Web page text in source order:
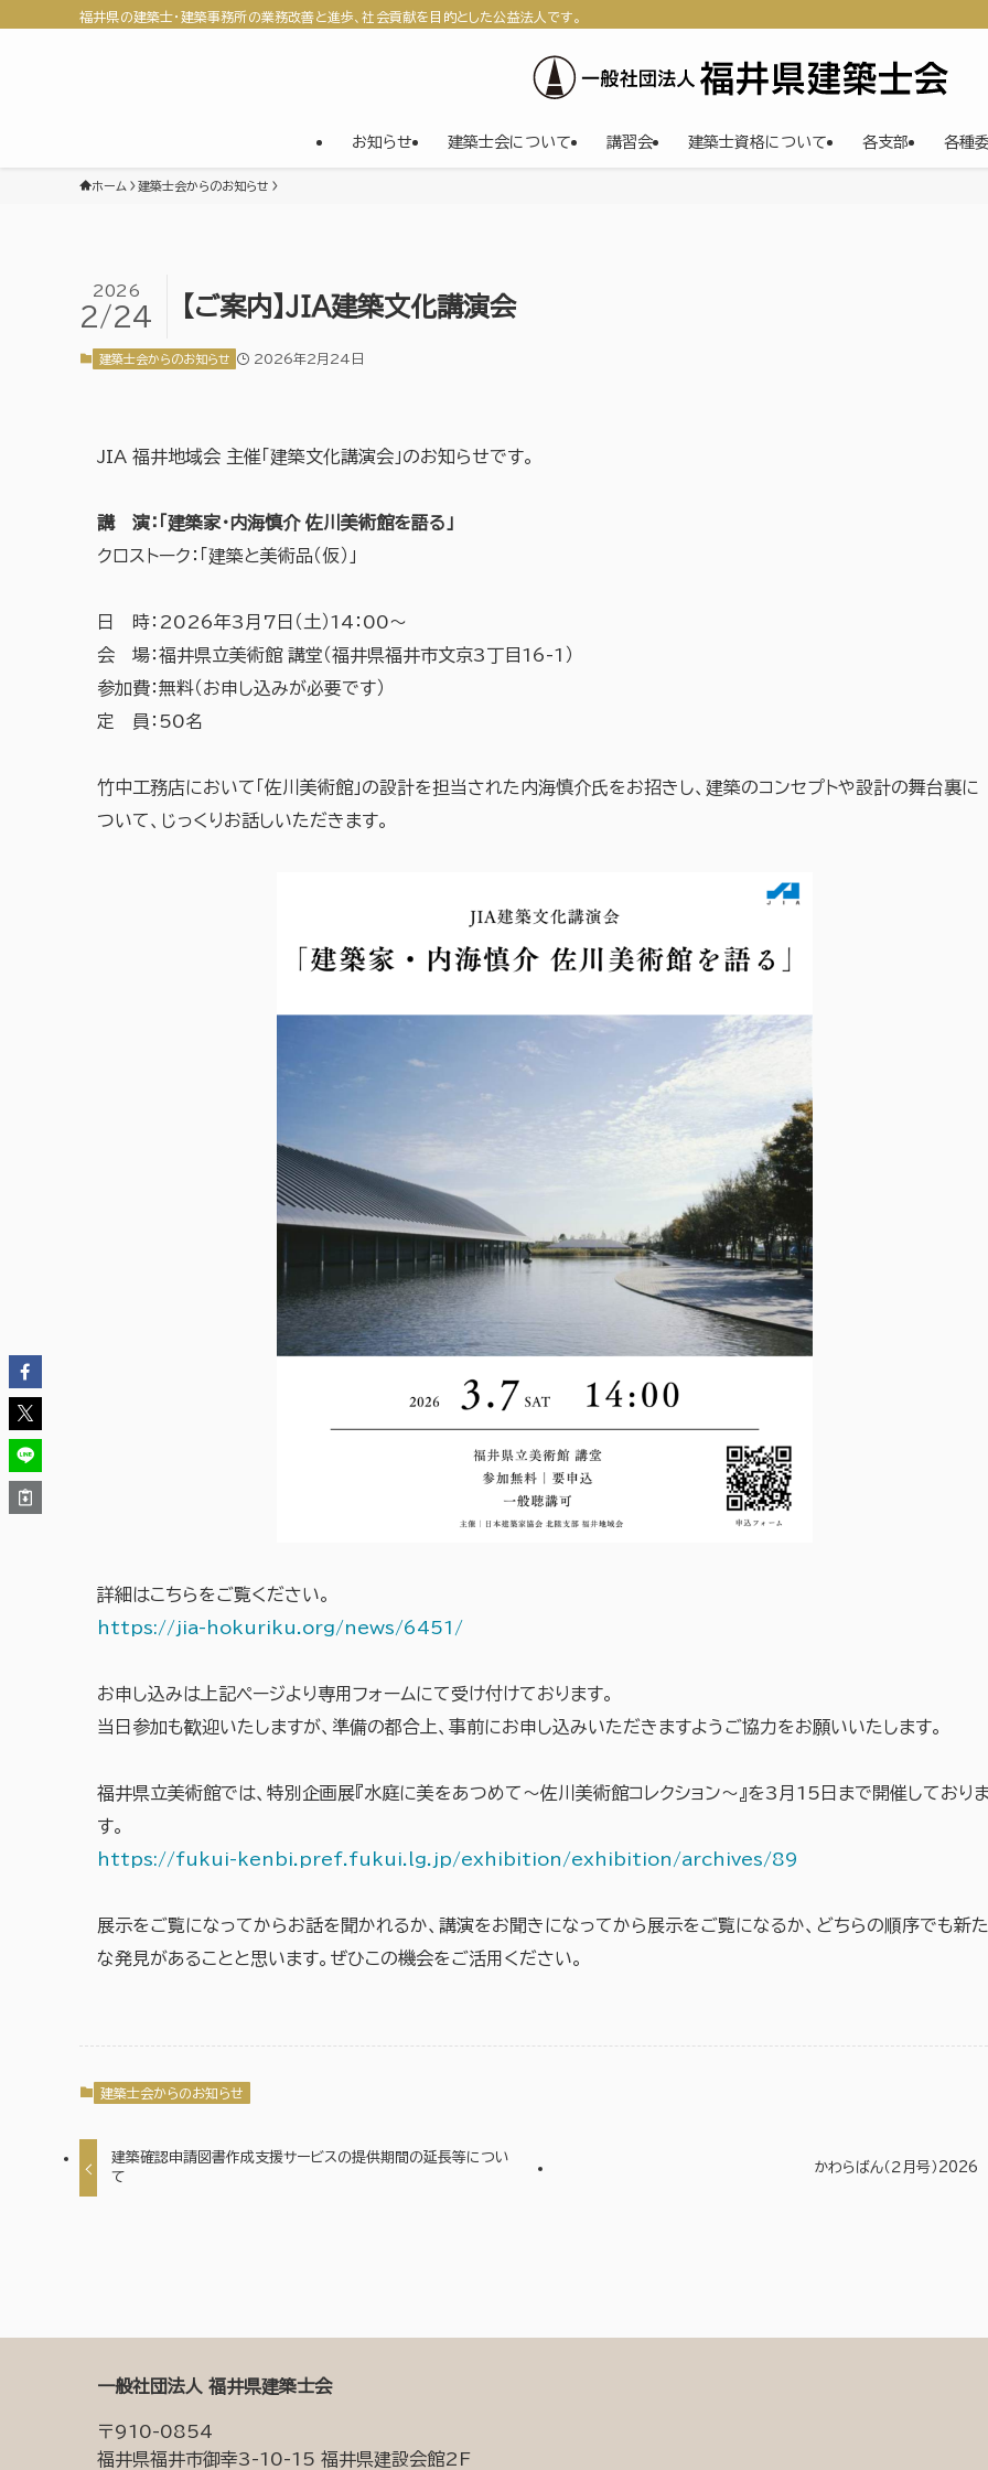
福井県の建築士・建築事務所の業務改善と進歩、社会貢献を目的とした公益法人です。
お知らせ 建築士会について 講習会 建築士資格について 各支部 各種
ホーム 建築士会からのお知らせ
【ご案内】ＪＩＡ建築文化講演会
2026
2/24
建築士会からのお知らせ 2026年2月24日
JIA 福井地域会 主催「建築文化講演会」のお知らせです。
講 演：「建築家・内海慎介 佐川美術館を語る」
クロストーク：「建築と美術品（仮）」
日 時：2026年3月7日（土）14：00〜
会 場：福井県立美術館 講堂（福井県福井市文京3丁目16-1）
参加費：無料（お申し込みが必要です）
定 員：50名
竹中工務店において「佐川美術館」の設計を担当された内海慎介氏をお招きし、建築のコンセプトや設計の舞台裏に
ついて、じっくりお話しいただきます。
詳細はこちらをご覧ください。
https://jia-hokuriku.org/news/6451/
お申し込みは上記ページより専用フォームにて受け付けております。
当日参加も歓迎いたしますが、準備の都合上、事前にお申し込みいただきますようご協力をお願いいたします。
福井県立美術館では、特別企画展『水庭に美をあつめて〜佐川美術館コレクション〜』を3月15日まで開催しており
す。
https://fukui-kenbi.pref.fukui.lg.jp/exhibition/exhibition/archives/89
展示をご覧になってからお話を聞かれるか、講演をお聞きになってから展示をご覧になるか、どちらの順序でも新た
な発見があることと思います。ぜひこの機会をご活用ください。
建築士会からのお知らせ
建築確認申請図書作成支援サービスの提供期間の延長等につい
て
かわらばん（２月号）2026
一般社団法人 福井県建築士会
〒910-0854
福井県福井市御幸3-10-15 福井県建設会館2F